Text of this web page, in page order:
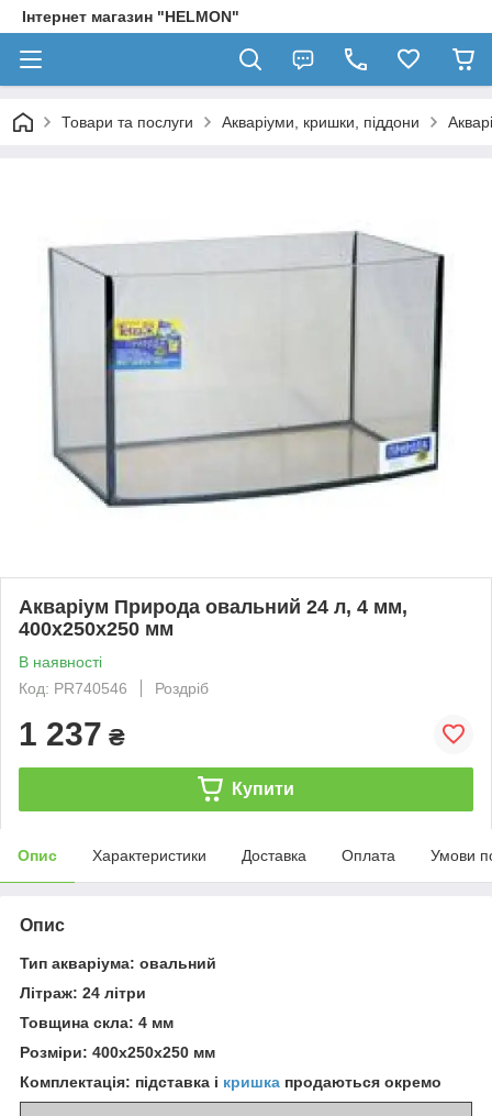
Інтернет магазин "HELMON"
Товари та послуги Акваріуми, кришки, піддони
Акваріум Природа овальний 24 л, 4 мм,
400х250х250 мм
В наявності
Код: PR740546
Роздріб
1 237 ₴
Купити
Опис Характеристики Доставка Оплата Умови
Опис
Тип акваріума: овальний
Літраж: 24 літри
Товщина скла: 4 мм
Розміри: 400х250х250 мм
Комплектація: підставка і кришка продаються окремо